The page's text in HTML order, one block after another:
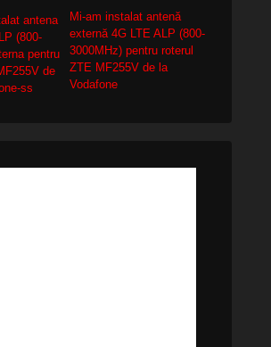
Mi-am instalat antenă
externă 4G LTE ALP (800-
3000MHz) pentru roterul
ZTE MF255V de la
Vodafone